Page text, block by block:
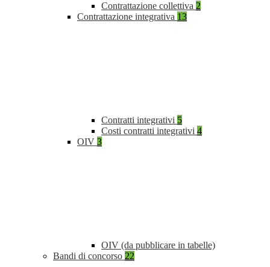
Contrattazione collettiva 2
Contrattazione integrativa 13
Contratti integrativi 5
Costi contratti integrativi 4
OIV 3
OIV (da pubblicare in tabelle)
Bandi di concorso 22